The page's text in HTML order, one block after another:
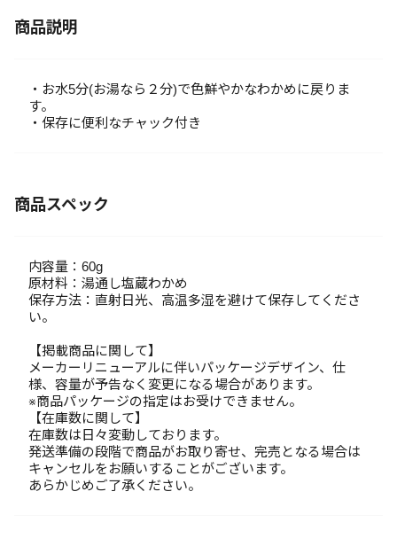
商品説明
・お水5分(お湯なら２分)で色鮮やかなわかめに戻りま
す。
・保存に便利なチャック付き
商品スペック
内容量：60g
原材料：湯通し塩蔵わかめ
保存方法：直射日光、高温多湿を避けて保存してくださ
い。
【掲載商品に関して】
メーカーリニューアルに伴いパッケージデザイン、仕
様、容量が予告なく変更になる場合があります。
※商品パッケージの指定はお受けできません。
【在庫数に関して】
在庫数は日々変動しております。
発送準備の段階で商品がお取り寄せ、完売となる場合は
キャンセルをお願いすることがございます。
あらかじめご了承ください。